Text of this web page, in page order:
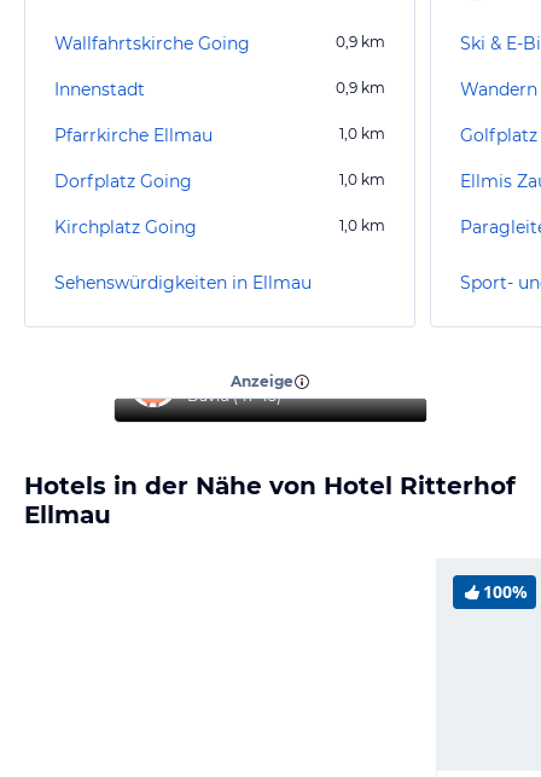
Wallfahrtskirche Going 0,9 km
Innenstadt 0,9 km
Pfarrkirche Ellmau 1,0 km
Dorfplatz Going 1,0 km
Kirchplatz Going 1,0 km
Sehenswürdigkeiten in Ellmau
Ski & E-
Ellmis
Sport-
Anzeige
David (41-45)
Hotels in der Nähe von Hotel Ritterhof
Ellmau
100%